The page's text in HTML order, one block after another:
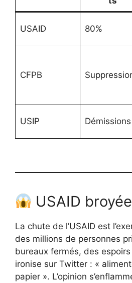
USAID 80%
CFPB
USIP Démissions
USAID
La chute de l’USAID est
des millions de personnes
bureaux fermés, des
ironise sur Twitter : «
papier ». L’opinion